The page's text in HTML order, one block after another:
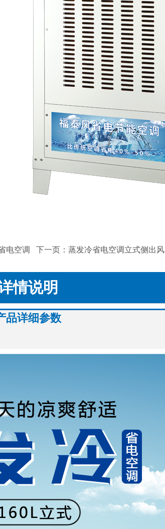
电空调 下一页：蒸发冷省电空调立式侧出风
情说明
品详细参数